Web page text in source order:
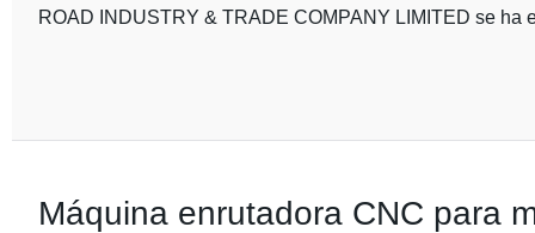
ROAD INDUSTRY & TRADE COMPANY LIMITED se ha
Máquina enrutadora CNC para